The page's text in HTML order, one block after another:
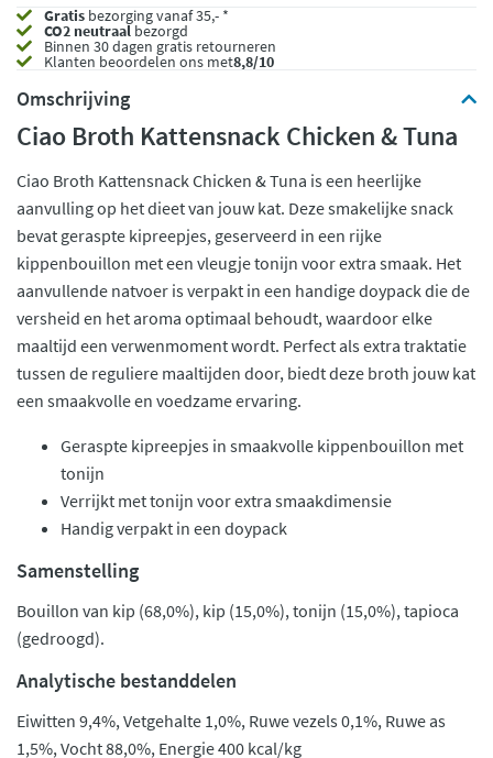
Gratis bezorging vanaf 35,- *
CO2 neutraalbezorgd
Binnen 30 dagen gratis retourneren
Klanten beoordelen ons met8,8/10
Omschrijving
Ciao Broth Kattensnack Chicken & Tuna
Ciao Broth Kattensnack Chicken & Tuna is een heerlijke
aanvulling op het dieet van jouw kat. Deze smakelijke snack
bevat geraspte kipreepjes, geserveerd in een rijke
kippenbouillon met een vleugje tonijn voor extra smaak. Het
aanvullende natvoer is verpakt in een handige doypack die de
versheid en het aroma optimaal behoudt, waardoor elke
maaltijd een verwenmoment wordt. Perfect als extra traktatie
tussen de reguliere maaltijden door, biedt deze broth jouw kat
een smaakvolle en voedzame ervaring.
Geraspte kipreepjes in smaakvolle kippenbouillon met
tonijn
Verrijkt met tonijn voor extra smaakdimensie
Handig verpakt in een doypack
Samenstelling
Bouillon van kip (68,0%), kip (15,0%), tonijn (15,0%), tapioca
(gedroogd).
Analytische bestanddelen
Eiwitten 9,4%, Vetgehalte 1,0%, Ruwe vezels 0,1%, Ruwe as
1,5%, Vocht 88,0%, Energie 400 kcal/kg